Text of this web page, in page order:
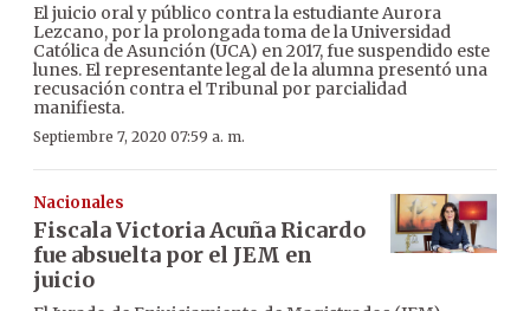
El juicio oral y público contra la estudiante Aurora
Lezcano, por la prolongada toma de la Universidad
Católica de Asunción (UCA) en 2017, fue suspendido este
lunes. El representante legal de la alumna presentó una
recusación contra el Tribunal por parcialidad
manifiesta.
Septiembre 7, 2020 07:59 a. m.
Nacionales
Fiscala Victoria Acuña Ricardo
fue absuelta por el JEM en
juicio